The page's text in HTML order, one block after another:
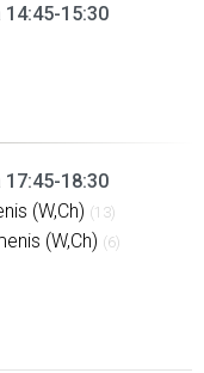
15:30
18:30
(W,Ch) (13)
(W,Ch) (6)